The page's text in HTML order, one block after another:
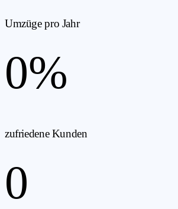
Umzüge pro Jahr
0%
zufriedene Kunden
0